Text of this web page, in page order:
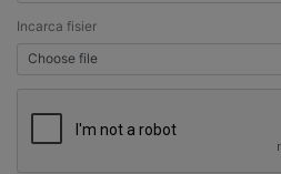
Incarca fisier
Choose file